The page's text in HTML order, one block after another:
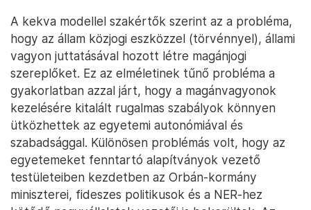
A kekva modellel szakértők szerint az a probléma,
hogy az állam közjogi eszközzel (törvénnyel), állami
vagyon juttatásával hozott létre magánjogi
szereplőket. Ez az elméletinek tűnő probléma a
gyakorlatban azzal járt, hogy a magánvagyonok
kezelésére kitalált rugalmas szabályok könnyen
ütközhettek az egyetemi autonómiával és
szabadsággal. Különösen problémás volt, hogy az
egyetemeket fenntartó alapítványok vezető
testületeiben kezdetben az Orbán-kormány
miniszterei, fideszes politikusok és a NER-hez